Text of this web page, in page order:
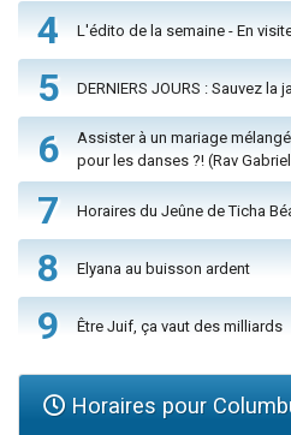
4 L'édito de la semaine - En
5 DERNIERS JOURS : Sauvez la
6
Assister à un mariage
pour les danses ?! (Rav
7 Horaires du Jeûne de Ticha
8 Elyana au buisson ardent
9 Être Juif, ça vaut des milliards
Horaires pour